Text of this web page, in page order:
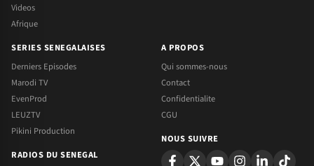
Videos
Afrique
SERIES SENEGALAISES
Derniers Episodes
Marodi TV
EvenProd
LEUZTV
Pikini Production
RADIOS DU SENEGAL
A PROPOS
Qui sommes-nous
Contact
Confidentialite
CGU
NOUS SUIVRE